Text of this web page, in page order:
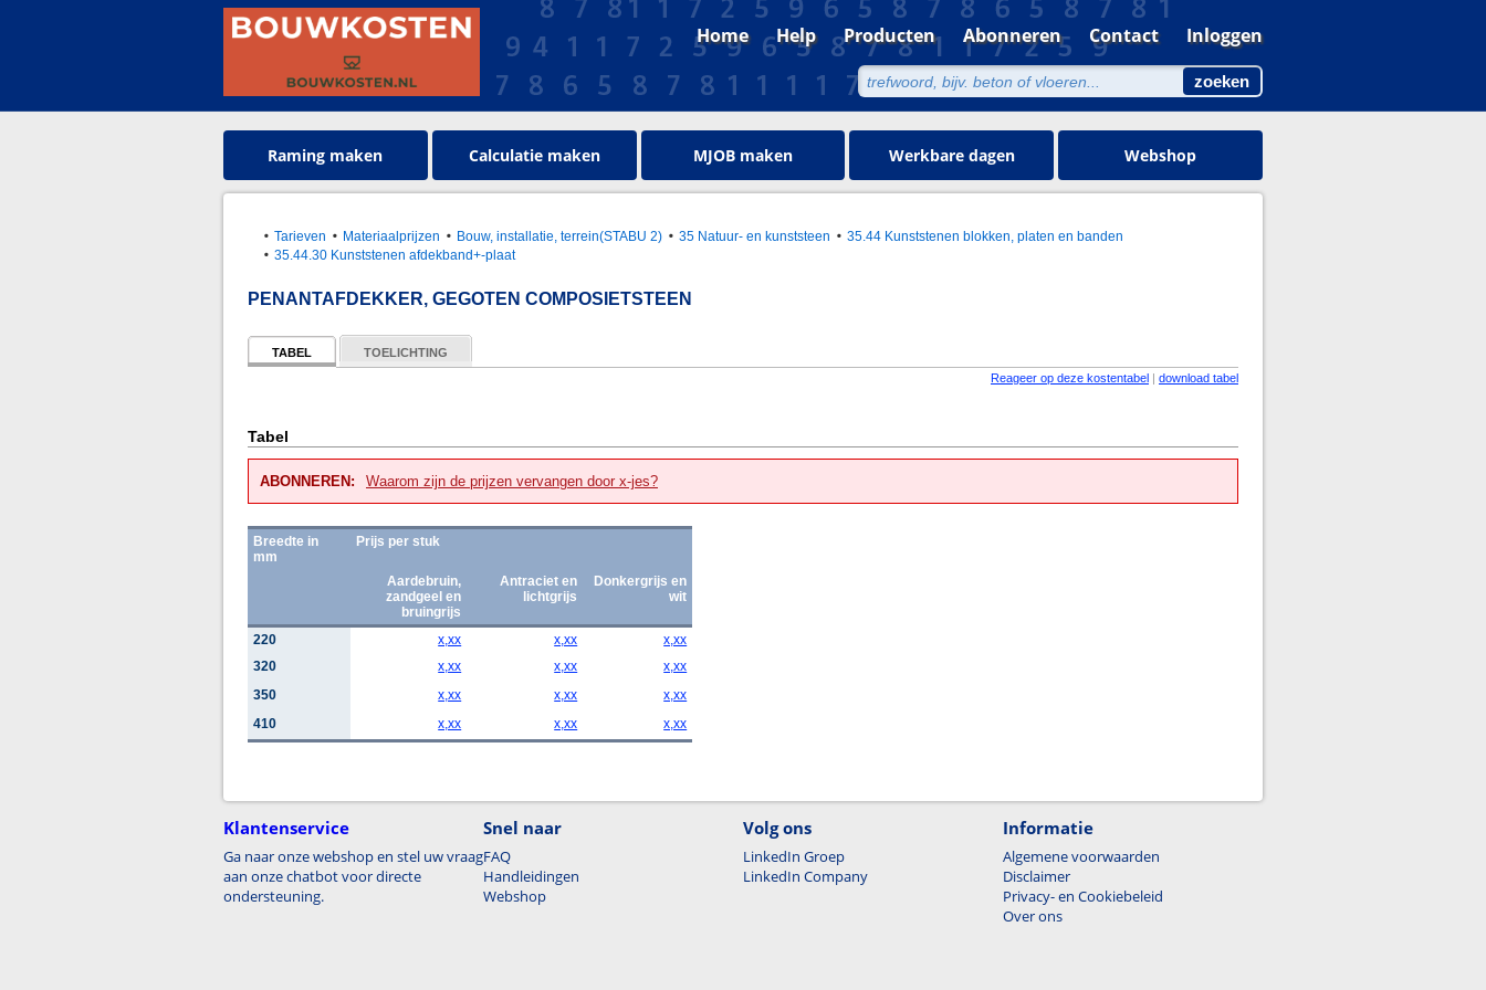
Home Help Producten Abonneren Contact Inloggen
Raming maken Calculatie maken MJOB maken Werkbare dagen Webshop
Tarieven Materiaalprijzen Bouw, installatie, terrein(STABU 2) 35 Natuur- en kunststeen
35.44 Kunststenen blokken, platen en banden
35.44.30 Kunststenen afdekband+-plaat
PENANTAFDEKKER, GEGOTEN COMPOSIETSTEEN
TABEL
TOELICHTING
Reageer op deze kostentabel | download tabel
Tabel
ABONNEREN: Waarom zijn de prijzen vervangen door x-jes?
Breedte in
mm
Prijs per stuk
Aardebruin,
zandgeel en
bruingrijs
Antraciet en
lichtgrijs
Donkergrijs en
wit
220 x,xx x,xx
x,xx
320
x,xx x,xx
x,xx
350
x,xx x,xx
x,xx
410
x,xx x,xx x,xx
Klantenservice
Ga naar onze webshop en stel uw vraag
aan onze chatbot voor directe
ondersteuning.
Snel naar
FAQ
Handleidingen
Webshop
Volg ons
LinkedIn Groep
LinkedIn Company
Informatie
Algemene voorwaarden
Disclaimer
Privacy- en Cookiebeleid
Over ons